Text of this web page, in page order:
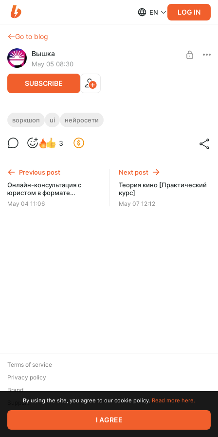
EN LOG IN
Go to blog
Вышка
May 05 08:30
SUBSCRIBE
Создание фешн-дизайна с помощью ИИ
Пошаговая методика создания фешн-дизайна с ИИ
воркшоп ui нейросети
3
Previous post
Онлайн-консультация с
юристом в формате
«вопрос–ответ»
May 04 11:06
Next post
Теория кино [Практический
курс]
May 07 12:12
© 2026 Zaya Solutions Limited. All rights reserved. All trademarks
are the property of their respective owners.
Terms of service
Privacy policy
Brand
SupportBy using the site, you agree to our cookie policy. Read more here.
I AGREE